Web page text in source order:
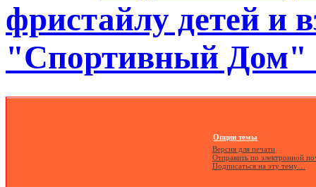
фристайлу детей и
"Спортивный Дом"
Опции темы
Версия для печати
Отправить по электронной
Подписаться на эту тему…